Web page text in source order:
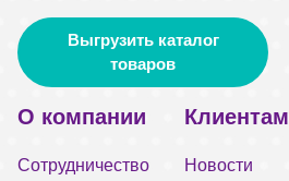
Выгрузить каталог
товаров
О компании
Сотрудничество
Клиентам
Новости